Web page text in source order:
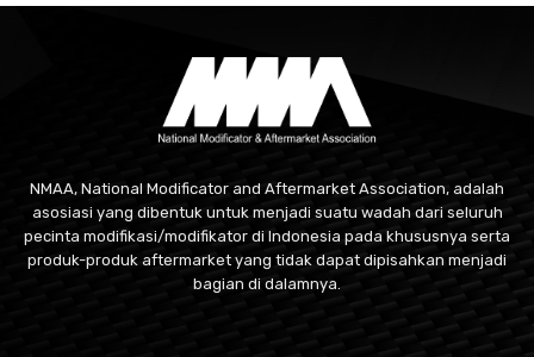
NMAA, National Modificator and Aftermarket Association, adalah
asosiasi yang dibentuk untuk menjadi suatu wadah dari seluruh
pecinta modifikasi/modifikator di Indonesia pada khususnya serta
produk-produk aftermarket yang tidak dapat dipisahkan menjadi
bagian di dalamnya.